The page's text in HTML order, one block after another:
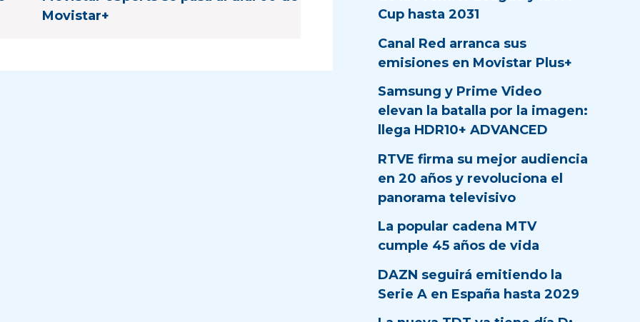
Movistar+
Cup hasta 2031
Canal Red arranca sus
emisiones en Movistar Plus+
Samsung y Prime Video
elevan la batalla por la imagen:
llega HDR10+ ADVANCED
RTVE firma su mejor audiencia
en 20 años y revoluciona el
panorama televisivo
La popular cadena MTV
cumple 45 años de vida
DAZN seguirá emitiendo la
Serie A en España hasta 2029